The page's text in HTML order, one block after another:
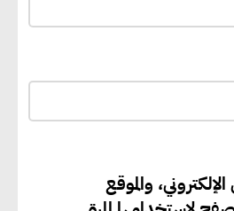
والموقع
طن من مكافئ ثاني